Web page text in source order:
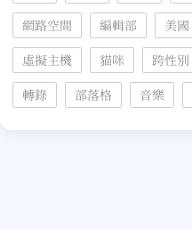
網路空間
編輯部 美國
虛擬主機
貓咪 跨性別
轉錄
部落格 音樂